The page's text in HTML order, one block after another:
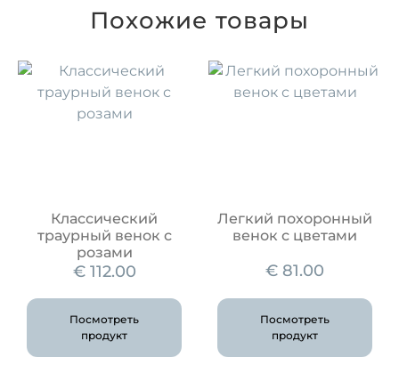
Похожие товары
Классический
траурный венок с
розами
€112.00
Посмотреть
продукт
Легкий похоронный
венок с цветами
€ 81.00
Посмотреть
продукт